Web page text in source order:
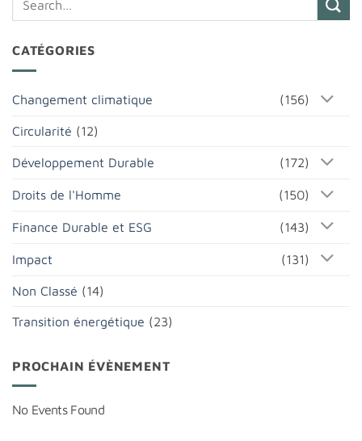
CATÉGORIES
Changement climatique (156)
Circularité (12)
Développement Durable (172)
Droits de l'Homme (150)
Finance Durable et ESG (143)
Impact (131)
Non Classé (14)
Transition énergétique (23)
PROCHAIN ÉVÈNEMENT
No Events Found